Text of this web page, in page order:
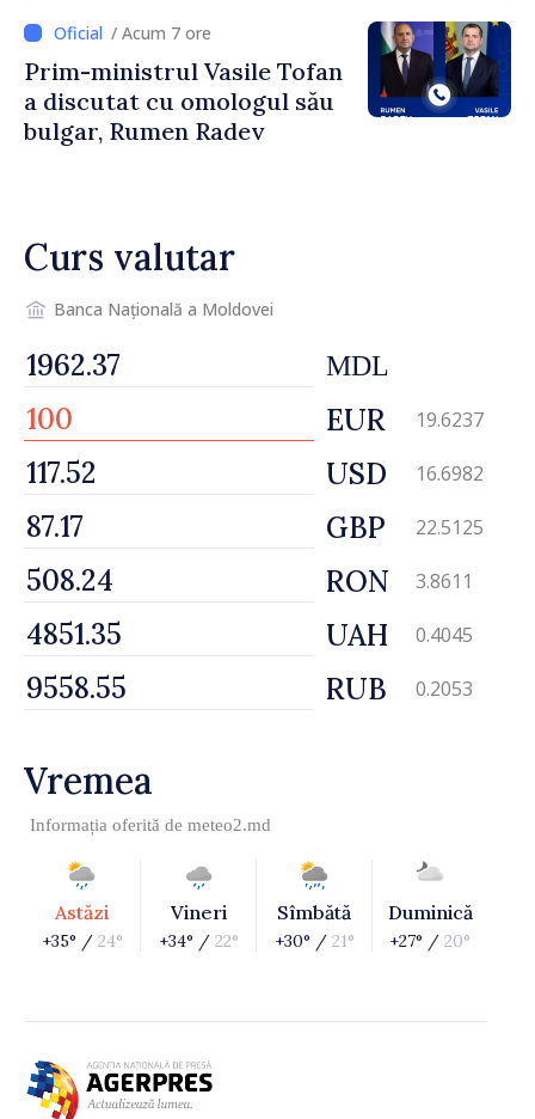
/ Acum 7 ore
Prim-ministrul Vasile Tofan
a discutat cu omologul său
bulgar, Rumen Radev
Curs valutar
Banca Națională a Moldovei
MDL
EUR 19.6237
USD 16.6982
GBP 22.5125
RON 3.8611
UAH 0.4045
RUB 0.2053
Vremea
Informația oferită de meteo2.md
Astăzi
+35° / 24°
Vineri
+34° / 22°
Sîmbătă
+30° / 21°
Duminică
+27° / 20°